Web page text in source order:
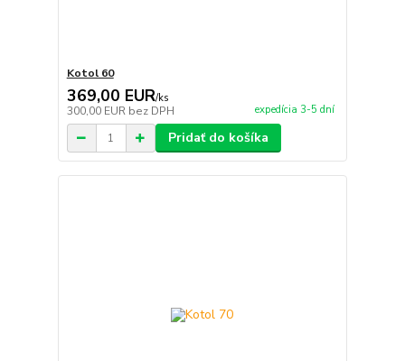
Kotol 60
369,00 EUR/ks
300,00 EUR bez DPH expedícia 3-5 dní
Pridať do košíka